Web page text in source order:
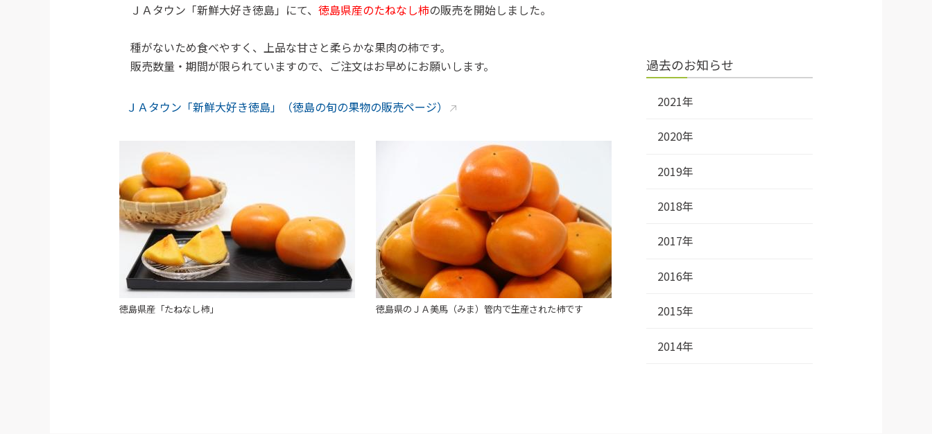
ＪＡタウン「新鮮大好き徳島」にて、 徳島県産のたねなし柿の販売を開始しました。
種がないため食べやすく、上品な甘さと柔らかな果肉の柿です。
販売数量・期間が限られていますので、ご注文はお早めにお願いします。
ＪＡタウン「新鮮大好き徳島」（徳島の旬の果物の販売ページ）
徳島県産「たねなし柿」 徳島県のＪＡ美馬（みま）管内で生産された柿です
過去のお知らせ
2021年
2020年
2019年
2018年
2017年
2016年
2015年
2014年